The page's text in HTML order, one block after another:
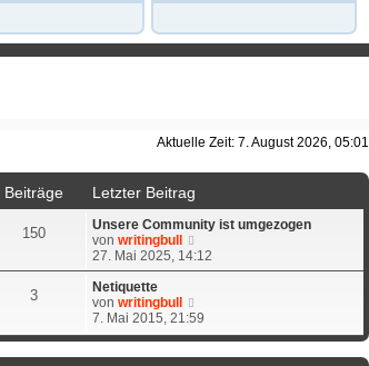
Aktuelle Zeit: 7. August 2026, 05:01
Beiträge
Letzter Beitrag
150
Unsere Community ist umgezogen
von writingbull
e
u
t
e
27. Mai 2025, 14:12
3
Netiquette
von writingbull
e
u
7. Mai 2015, 21:59